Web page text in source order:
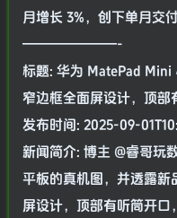
月增长 3%，创下单月交
———————-
标题: 华为 MatePad Mini
窄边框全面屏设计，顶部
发布时间: 2025-09-
新闻简介: 博主 @睿哥玩
平板的真机图，并透露
屏设计，顶部有听筒开